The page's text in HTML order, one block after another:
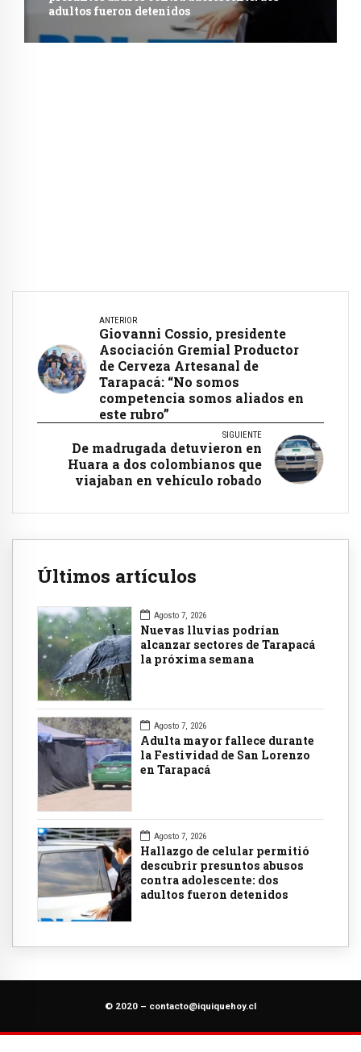
adultos fueron detenidos
ANTERIOR
Giovanni Cossio, presidente
Asociación Gremial Productor
de Cerveza Artesanal de
Tarapacá: “No somos
competencia somos aliados en
este rubro”
SIGUIENTE
De madrugada detuvieron en
Huara a dos colombianos que
viajaban en vehículo robado
Últimos artículos
Agosto 7, 2026
Nuevas lluvias podrían
alcanzar sectores de Tarapacá
la próxima semana
Agosto 7, 2026
Adulta mayor fallece durante
la Festividad de San Lorenzo
en Tarapacá
Agosto 7, 2026
Hallazgo de celular permitió
descubrir presuntos abusos
contra adolescente: dos
adultos fueron detenidos
© 2020 – contacto@iquiquehoy.cl